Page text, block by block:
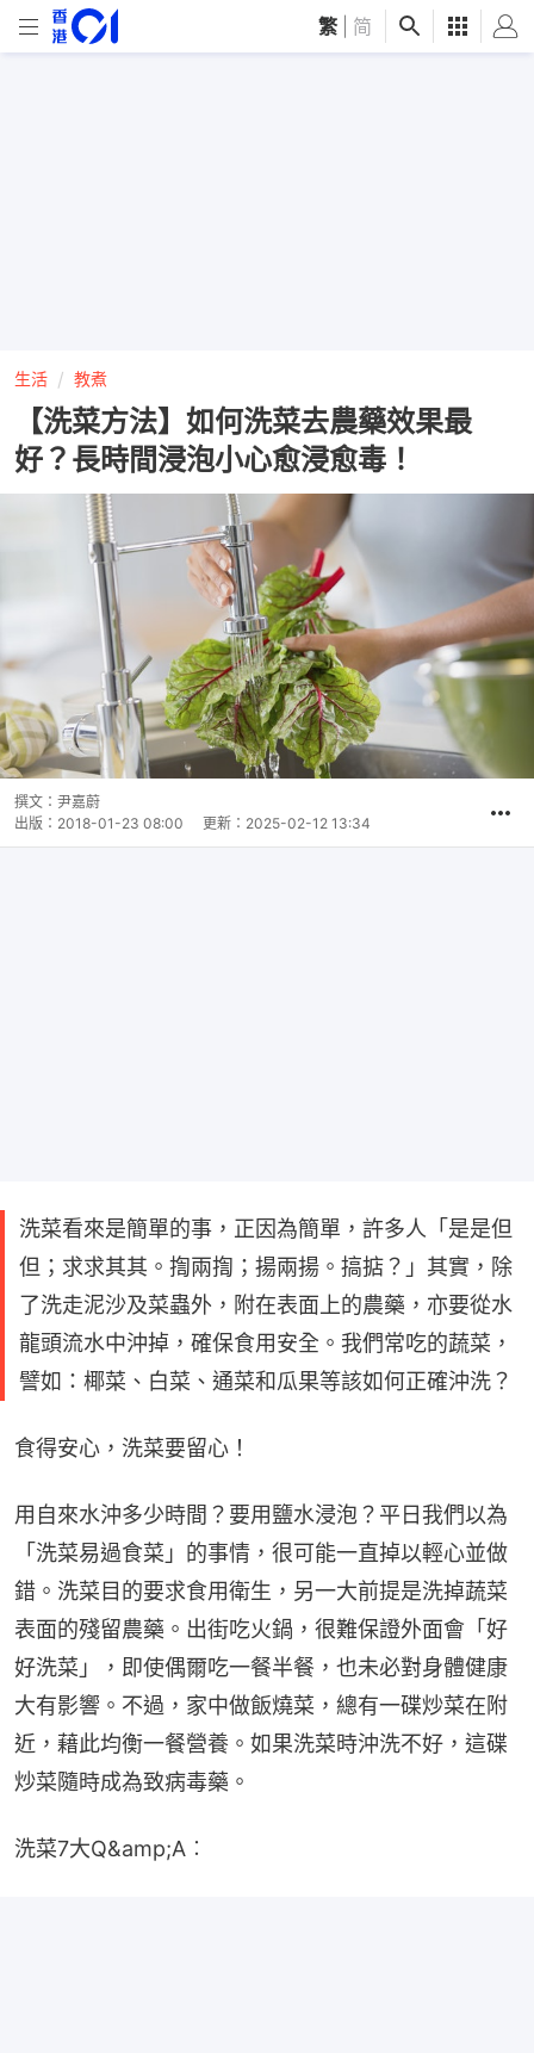
繁 简
生活 教煮
【洗菜方法】如何洗菜去農藥效果最
好？長時間浸泡小心愈浸愈毒！
撰文： 尹嘉蔚
出版： 2018-01-23 08:00 更新： 2025-02-12 13:34
洗菜看來是簡單的事，正因為簡單，許多人「是是但
但；求求其其。揈兩揈；揚兩揚。搞掂？」其實，除
了洗走泥沙及菜蟲外，附在表面上的農藥，亦要從水
龍頭流水中沖掉，確保食用安全。我們常吃的蔬菜，
譬如：椰菜、白菜、通菜和瓜果等該如何正確沖洗？
食得安心，洗菜要留心！
用自來水沖多少時間？要用鹽水浸泡？平日我們以為
「洗菜易過食菜」的事情，很可能一直掉以輕心並做
錯。洗菜目的要求食用衛生，另一大前提是洗掉蔬菜
表面的殘留農藥。出街吃火鍋，很難保證外面會「好
好洗菜」，即使偶爾吃一餐半餐，也未必對身體健康
大有影響。不過，家中做飯燒菜，總有一碟炒菜在附
近，藉此均衡一餐營養。如果洗菜時沖洗不好，這碟
炒菜隨時成為致病毒藥。
洗菜7大Q&amp;A︰